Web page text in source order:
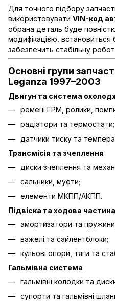
Для точного підбору
використовувати VIN-код
обрана деталь буде
модифікацією,
забезпечить стабільну
Основні групи
Leganza 1997–2003
Двигун та система
ремені ГРМ, ролики,
радіатори та термостати;
датчики тиску та
Трансмісія та зчеплення
диски зчеплення та
сальники, муфти;
елементи МКПП/АКПП.
Підвіска та ходова частина
амортизатори та
важелі та сайлентблоки;
кульові опори, тяги та
Гальмівна система
гальмівні колодки та
супорти та гальмівні